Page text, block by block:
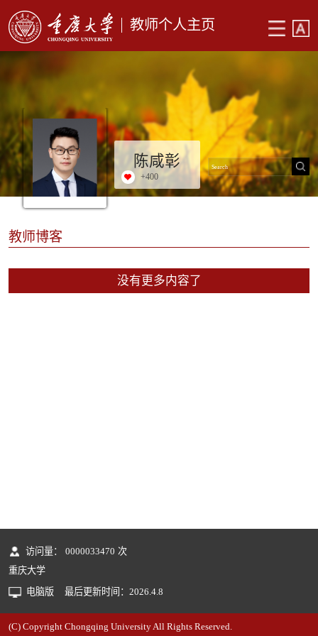
教师个人主页
陈咸彰
+400
教师博客
没有更多内容了
访问量： 0000033470 次
重庆大学
电脑版
最后更新时间： 2026 4. 8
(C) Copyright Chongqing University All Rights Reserved.